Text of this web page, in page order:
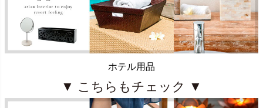
ホテル用品
▼ こちらもチェック ▼